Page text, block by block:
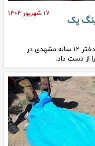
۱۷ شهریور ۱۴۰۴
یک
رئیس هیات نجات غریق بابلسر گفت: یک دختر ۱۲ ساله مشهدی در
از دست داد.